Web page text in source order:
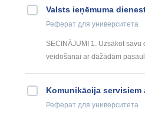
Valsts ieņēmuma
Реферат для университета
SECINĀJUMI 1. Uzsākot
veidošanai ar dažādām
Komunikācija
Реферат для университета